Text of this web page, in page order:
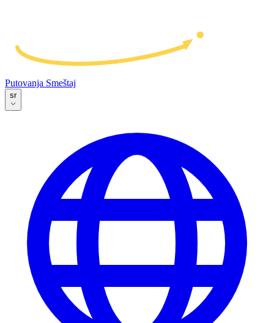
Putovanja Smeštaj
sr